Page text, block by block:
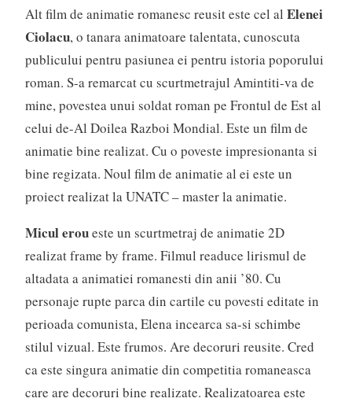
Alt film de animatie romanesc reusit este cel al Elenei
Ciolacu, o tanara animatoare talentata, cunoscuta
publicului pentru pasiunea ei pentru istoria poporului
roman. S-a remarcat cu scurtmetrajul Amintiti-va de
mine, povestea unui soldat roman pe Frontul de Est al
celui de-Al Doilea Razboi Mondial. Este un film de
animatie bine realizat. Cu o poveste impresionanta si
bine regizata. Noul film de animatie al ei este un
proiect realizat la UNATC – master la animatie.
Micul eroueste un scurtmetraj de animatie 2D
realizat frame by frame. Filmul readuce lirismul de
altadata a animatiei romanesti din anii ’80. Cu
personaje rupte parca din cartile cu povesti editate in
perioada comunista, Elena incearca sa-si schimbe
stilul vizual. Este frumos. Are decoruri reusite. Cred
ca este singura animatie din competitia romaneasca
care are decoruri bine realizate. Realizatoarea este